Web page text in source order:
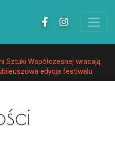
Sztuki Współczesnej wracają
edycja festiwalu